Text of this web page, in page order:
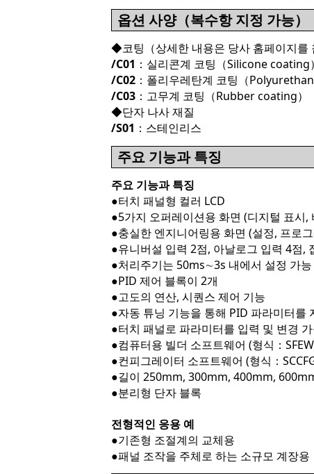
옵션 사양（복수항 지정 가능）
◆코팅（상세한 내용은 당사 홈페이지를
/C01 ：실리콘계 코팅（Silicone coating）
/C02 ：폴리우레탄계 코팅（
/C03 ：고무계 코팅（Rubber coating）
◆단자 나사 재질
/S01 ：스테인리스
주요 기능과 특징
주요 기능과 특징
●터치 패널형 컬러 LCD
●5가지 오퍼레이션용 화면 (디지털 표시
●충실한 엔지니어링용 화면 (설정, 프로
●유니버설 입력 2점, 아날로그 입력 4점,
●처리주기는 50ms∼3s 내에서 설정 가
●PID 제어 블록이 2개
●고도의 연산, 시퀀스 제어 기능
●자동 튜닝 기능을 통해 PID 파라미터를
●터치 패널로 파라미터를 입력 및 변경
●컴퓨터용 빌더 소프트웨어 (형식：
●컨피그레이터 소프트웨어 (형식：
●길이 250mm, 300mm, 400mm,
●분리형 단자 블록
전형적인 응용 예
●기존형 조절계의 교체용
●패널 조작을 주체로 하는 소규모 계장용